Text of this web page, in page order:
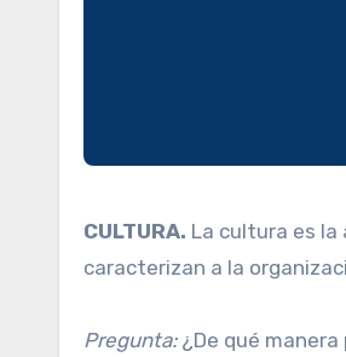
CULTURA. La cultura es
caracterizan a la
Pregunta:¿De qué manera